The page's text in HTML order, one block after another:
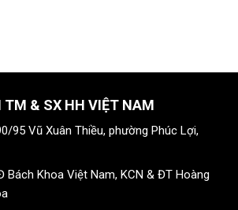
TM & SX HH VIỆT NAM
95 Vũ Xuân Thiều, phường Phúc Lợi,
Bách Khoa Việt Nam, KCN & ĐT Hoàng